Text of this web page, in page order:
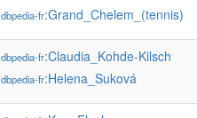
dbpedia-fr:Grand_Chelem_(tennis)
dbpedia-fr:Claudia_Kohde-Kilsch
dbpedia-fr:Helena_Suková